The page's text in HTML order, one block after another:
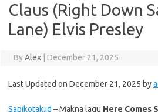
Claus (Right Down
Lane) Elvis Presley
ByAlex December 21, 2025
Last Updated on December 21, 2025 by
Sapikotak.id – Makna lagu Here Comes